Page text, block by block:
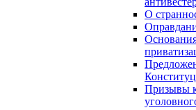
О
Призывы